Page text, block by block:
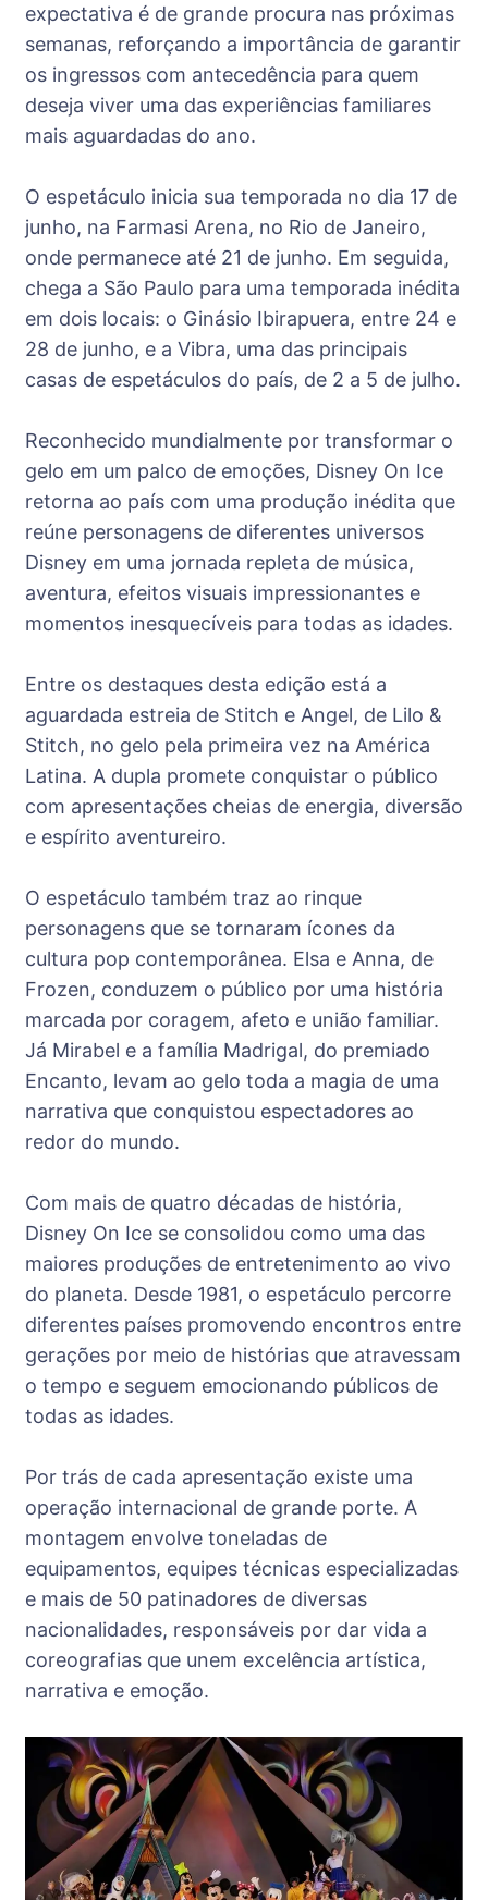
expectativa é de grande procura nas próximas
semanas, reforçando a importância de garantir
os ingressos com antecedência para quem
deseja viver uma das experiências familiares
mais aguardadas do ano.
O espetáculo inicia sua temporada no dia 17 de
junho, na Farmasi Arena, no Rio de Janeiro,
onde permanece até 21 de junho. Em seguida,
chega a São Paulo para uma temporada inédita
em dois locais: o Ginásio Ibirapuera, entre 24 e
28 de junho, e a Vibra, uma das principais
casas de espetáculos do país, de 2 a 5 de julho.
Reconhecido mundialmente por transformar o
gelo em um palco de emoções, Disney On Ice
retorna ao país com uma produção inédita que
reúne personagens de diferentes universos
Disney em uma jornada repleta de música,
aventura, efeitos visuais impressionantes e
momentos inesquecíveis para todas as idades.
Entre os destaques desta edição está a
aguardada estreia de Stitch e Angel, de Lilo &
Stitch, no gelo pela primeira vez na América
Latina. A dupla promete conquistar o público
com apresentações cheias de energia, diversão
e espírito aventureiro.
O espetáculo também traz ao rinque
personagens que se tornaram ícones da
cultura pop contemporânea. Elsa e Anna, de
Frozen, conduzem o público por uma história
marcada por coragem, afeto e união familiar.
Já Mirabel e a família Madrigal, do premiado
Encanto, levam ao gelo toda a magia de uma
narrativa que conquistou espectadores ao
redor do mundo.
Com mais de quatro décadas de história,
Disney On Ice se consolidou como uma das
maiores produções de entretenimento ao vivo
do planeta. Desde 1981, o espetáculo percorre
diferentes países promovendo encontros entre
gerações por meio de histórias que atravessam
o tempo e seguem emocionando públicos de
todas as idades.
Por trás de cada apresentação existe uma
operação internacional de grande porte. A
montagem envolve toneladas de
equipamentos, equipes técnicas especializadas
e mais de 50 patinadores de diversas
nacionalidades, responsáveis por dar vida a
coreografias que unem excelência artística,
narrativa e emoção.